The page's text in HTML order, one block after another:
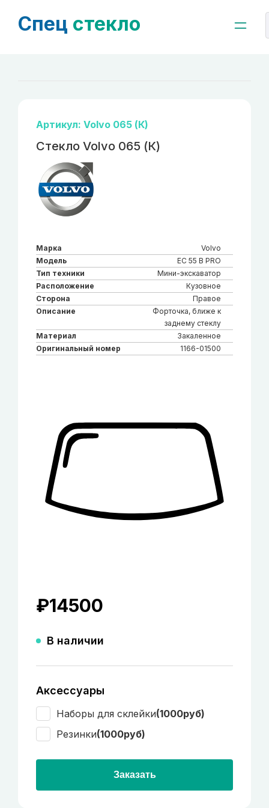
Спец стекло
Артикул: Volvo 065 (К)
Стекло Volvo 065 (К)
Марка
Volvo
Модель
EC 55 B PRO
Тип техники
Мини-экскаватор
Расположение
Кузовное
Сторона
Правое
Описание
Форточка, ближе к
заднему стеклу
Материал
Закаленное
Оригинальный номер
1166-01500
₽14500
В наличии
Аксессуары
Наборы для склейки(1000руб)
Резинки(1000руб)
Заказать